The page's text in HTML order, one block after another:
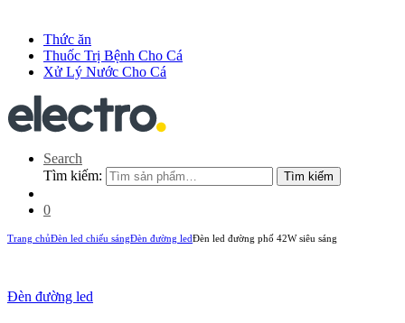
Thức ăn
Thuốc Trị Bệnh Cho Cá
Xử Lý Nước Cho Cá
Search
Tìm kiếm:
Tìm kiếm
0
Trang chủĐèn led chiếu sángĐèn đường ledĐèn led đường phố 42W siêu sáng
Đèn đường led